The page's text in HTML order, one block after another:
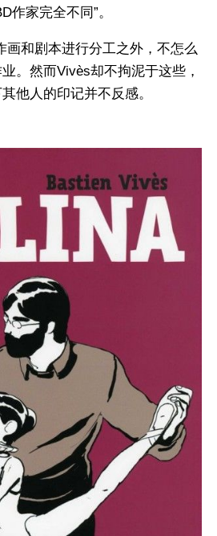
作家完全不同”。
画和剧本进行分工之外，不怎么
。然而Vivès却不拘泥于这些，
他人的印记并不反感。